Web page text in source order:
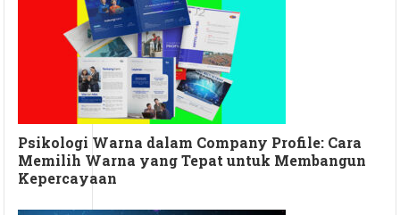
Psikologi Warna dalam Company Profile: Cara
Memilih Warna yang Tepat untuk Membangun
Kepercayaan